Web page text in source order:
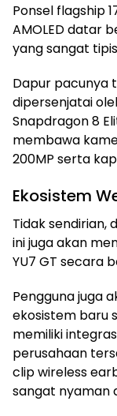
Ponsel flagship
AMOLED datar
yang sangat
Dapur pacunya
dipersenjatai
Snapdragon 8
membawa
200MP serta
Ekosistem
Tidak sendirian,
ini juga akan
YU7 GT secara
Pengguna juga
ekosistem baru
memiliki
perusahaan
clip wireless
sangat nyaman